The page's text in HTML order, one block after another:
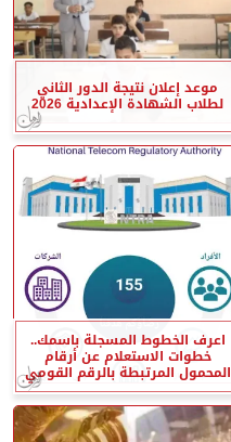
موعد إعلان نتيجة الدور الثاني
لطلاب الشهادة الإعدادية 2026
اعرف الخطوط المسجلة باسمك..
خطوات الاستعلام عن أرقام
المحمول المرتبطة بالرقم القومي